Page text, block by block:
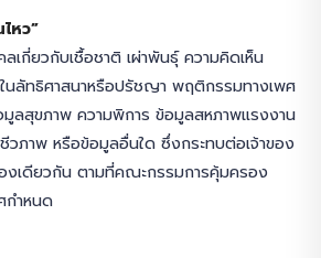
หว”
เกี่ยวกับเชื้อชาติ เผ่าพันธุ์ ความคิดเห็น
ในลัทธิศาสนาหรือปรัชญา พฤติกรรมทางเพศ
ลสุขภาพ ความพิการ ข้อมูลสหภาพแรงงาน
ภาพ หรือข้อมูลอื่นใด ซึ่งกระทบต่อเจ้าของ
งเดียวกัน ตามที่คณะกรรมการคุ้มครอง
กำหนด